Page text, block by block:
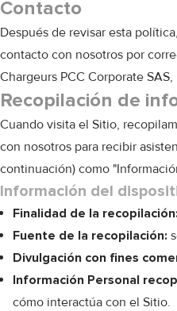
Contacto
Después de revisar esta
contacto con nosotros por
Chargeurs PCC Corporate
Recopilación de
Cuando visita el Sitio,
con nosotros para recibir
continuación) como
Información del
Finalidad de la recopilación:
Fuente de la recopilación:
Divulgación con fines
Información Personal
cómo interactúa con el Sitio.